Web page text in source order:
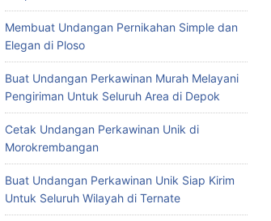
Membuat Undangan Pernikahan Simple dan
Elegan di Ploso
Buat Undangan Perkawinan Murah Melayani
Pengiriman Untuk Seluruh Area di Depok
Cetak Undangan Perkawinan Unik di
Morokrembangan
Buat Undangan Perkawinan Unik Siap Kirim
Untuk Seluruh Wilayah di Ternate